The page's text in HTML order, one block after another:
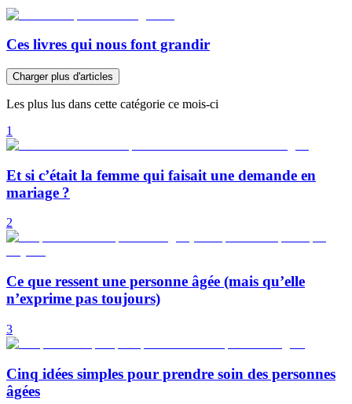
Ces livres qui nous font grandir
Charger plus d'articles
Les plus lus dans cette catégorie ce mois-ci
1
Et si c’était la femme qui faisait une demande en
mariage ?
2
Ce que ressent une personne âgée (mais qu’elle
n’exprime pas toujours)
3
Cinq idées simples pour prendre soin des personnes
âgées